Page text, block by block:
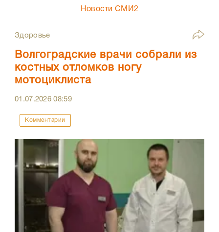
Новости СМИ2
Здоровье
Волгоградские врачи собрали из
костных отломков ногу
мотоциклиста
01.07.202608:59
Комментарии